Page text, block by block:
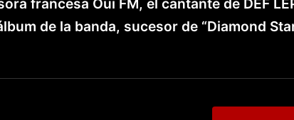
​​francesa Oüi FM, el cantante de DEF
de la banda, sucesor de “Diamond